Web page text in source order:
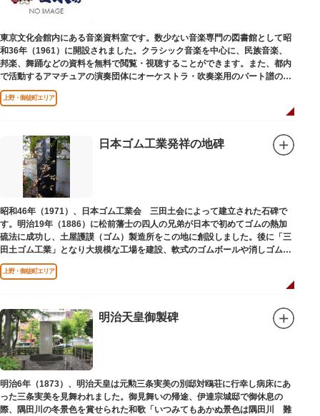
東京文化会館内にある音楽資料室です。数少ない音楽専門の図書館として昭
和36年（1961）に開設されました。クラシック音楽を中心に、民族音楽、
邦楽、舞踊などの資料を無料で閲覧・視聴することができます。また、都内
で活動するアマチュアの演奏団体にオーケストラ・吹奏楽用のパート譜の館
外貸出も行っています。
上野・御徒町エリア
日本ゴム工業発祥の地碑
昭和46年（1971）、日本ゴム工業会 三田土会によって建立された石碑で
す。明治19年（1886）に松前藩士の四人の兄弟が日本で初めてゴムの熱加
硫法に成功し、土屋護謨（ゴム）製造所をこの地に創設しました。後に「三
田土ゴム工業」となり大規模な工場を建設、軟式のゴムボールや消しゴムな
ど新しいゴム製品を次々に開発しました。
上野・御徒町エリア
明治天皇御製碑
明治6年（1873）、明治天皇は元勲三条実美の別邸対鴎荘に行幸し病床にあ
った三条実美を見舞われました。御見舞いの帰途、伊達宗城邸で御休息の
際、隅田川の冬景色を賞せられた和歌「いつみてもあかぬ景色は隅田川 難